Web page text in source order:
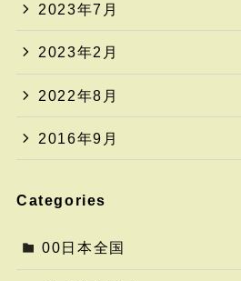
2023年7月
2023年2月
2022年8月
2016年9月
Categories
00日本全国